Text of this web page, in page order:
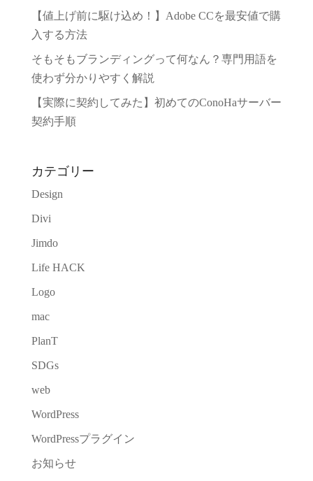
【値上げ前に駆け込め！】Adobe CCを最安値で購
入する方法
そもそもブランディングって何なん？専門用語を
使わず分かりやすく解説
【実際に契約してみた】初めてのConoHaサーバー
契約手順
カテゴリー
Design
Divi
Jimdo
Life HACK
Logo
mac
PlanT
SDGs
web
WordPress
WordPressプラグイン
お知らせ